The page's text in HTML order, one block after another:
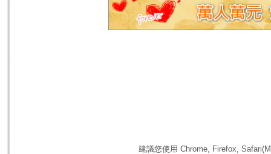
建議您使用 Chrome, Firefox,